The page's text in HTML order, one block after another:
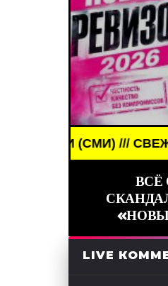
(СМИ) /// СВЕЖИЕ
ВСЁ
LIVE